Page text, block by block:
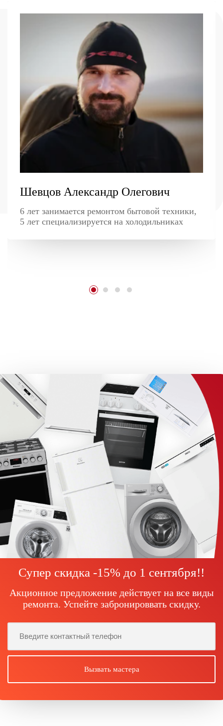
Шевцов Александр Олегович
6 лет занимается ремонтом бытовой техники,
5 лет специализируется на холодильниках
Супер скидка -15% до 1 сентября!!
Акционное предложение действует на все виды
ремонта. Успейте забронироввать скидку.